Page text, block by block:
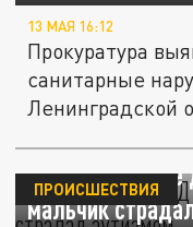
13 МАЯ 16:12
Прокуратура
санитарные
Ленинградской
Погибший
мальчик
ПРОИСШЕСТВИЯ